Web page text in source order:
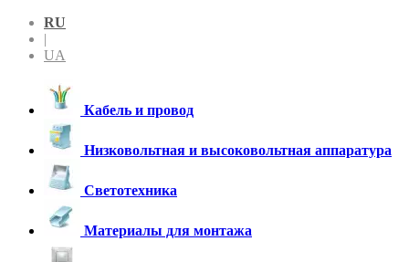
RU
|
UA
Кабель и провод
Низковольтная и высоковольтная аппаратура
Светотехника
Материалы для монтажа